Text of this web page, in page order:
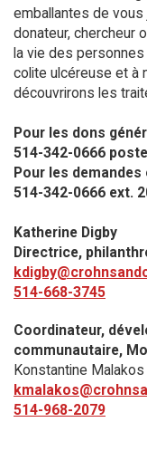
emballantes de vous
donateur, chercheur
la vie des personnes
colite ulcéreuse et à
découvrirons les
Pour les dons
514-342-0666
Pour les
514-342-0666 ext.
Katherine Digby
Directrice,
514-668-3745
Coordinateur,
communautaire​,
Konstantine Malakos
514-968-2079